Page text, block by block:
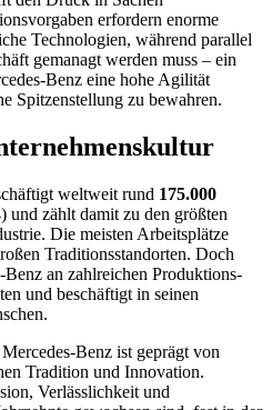
erfordern enorme
Technologien, während parallel
gemanagt werden muss – ein
Benz eine hohe Agilität
Spitzenstellung zu bewahren.
weltweit rund 175.000
und zählt damit zu den größten
Die meisten Arbeitsplätze
Traditionsstandorten. Doch
an zahlreichen Produktions-
und beschäftigt in seinen
Benz ist geprägt von
Tradition und Innovation.
Verlässlichkeit und